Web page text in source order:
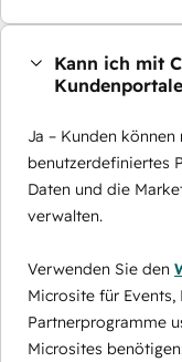
Kann ich mit
Ja – Kunden
benutzerdefiniertes
Daten und die
verwalten.
Verwenden Sie den
Microsite für Events,
Partnerprogramme
Microsites